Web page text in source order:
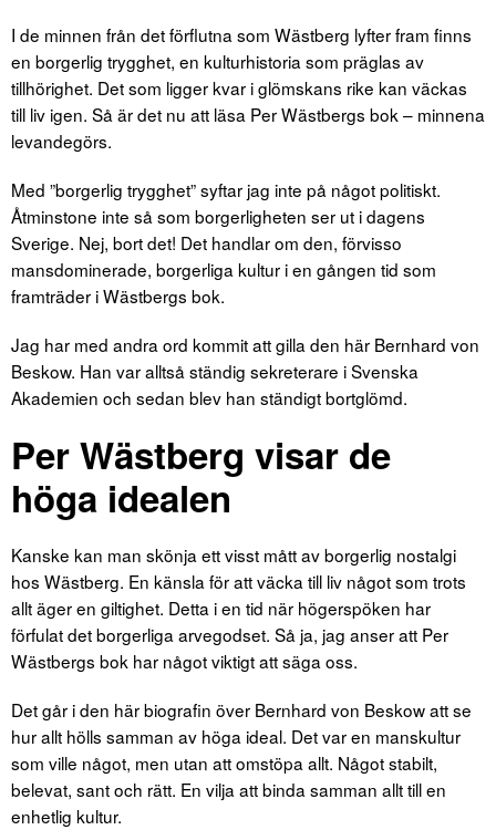
I de minnen från det förflutna som Wästberg lyfter fram finns
en borgerlig trygghet, en kulturhistoria som präglas av
tillhörighet. Det som ligger kvar i glömskans rike kan väckas
till liv igen. Så är det nu att läsa Per Wästbergs bok – minnena
levandegörs.
Med ”borgerlig trygghet” syftar jag inte på något politiskt.
Åtminstone inte så som borgerligheten ser ut i dagens
Sverige. Nej, bort det! Det handlar om den, förvisso
mansdominerade, borgerliga kultur i en gången tid som
framträder i Wästbergs bok.
Jag har med andra ord kommit att gilla den här Bernhard von
Beskow. Han var alltså ständig sekreterare i Svenska
Akademien och sedan blev han ständigt bortglömd.
Per Wästberg visar de
höga idealen
Kanske kan man skönja ett visst mått av borgerlig nostalgi
hos Wästberg. En känsla för att väcka till liv något som trots
allt äger en giltighet. Detta i en tid när högerspöken har
förfulat det borgerliga arvegodset. Så ja, jag anser att Per
Wästbergs bok har något viktigt att säga oss.
Det går i den här biografin över Bernhard von Beskow att se
hur allt hölls samman av höga ideal. Det var en manskultur
som ville något, men utan att omstöpa allt. Något stabilt,
belevat, sant och rätt. En vilja att binda samman allt till en
enhetlig kultur.